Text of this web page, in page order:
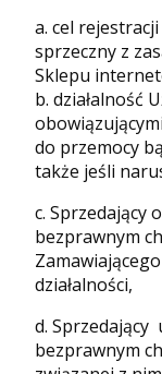
a. cel
sprzeczny z
Sklepu
b. działalność
do przemocy
także jeśli
c. Sprzedający
bezprawnym
działalności,
d. Sprzedający
bezprawnym